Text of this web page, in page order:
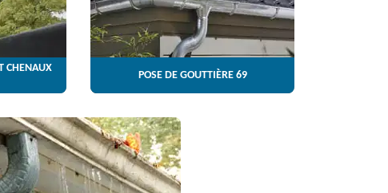
CHENAUX
POSE DE GOUTTIÈRE 69